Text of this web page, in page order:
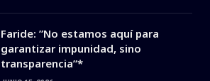
Faride: ”No estamos aquí para
garantizar impunidad, sino
transparencia”*